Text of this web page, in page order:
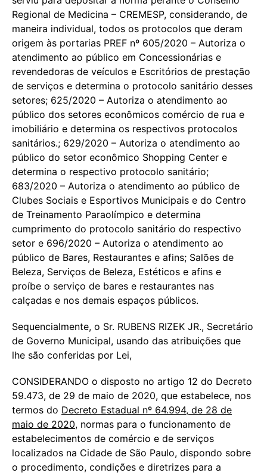
Regional de Medicina – CREMESP, considerando, de
maneira individual, todos os protocolos que deram
origem às portarias PREF nº 605/2020 – Autoriza o
atendimento ao público em Concessionárias e
revendedoras de veículos e Escritórios de prestação
de serviços e determina o protocolo sanitário desses
setores; 625/2020 – Autoriza o atendimento ao
público dos setores econômicos comércio de rua e
imobiliário e determina os respectivos protocolos
sanitários.; 629/2020 – Autoriza o atendimento ao
público do setor econômico Shopping Center e
determina o respectivo protocolo sanitário;
683/2020 – Autoriza o atendimento ao público de
Clubes Sociais e Esportivos Municipais e do Centro
de Treinamento Paraolímpico e determina
cumprimento do protocolo sanitário do respectivo
setor e 696/2020 – Autoriza o atendimento ao
público de Bares, Restaurantes e afins; Salões de
Beleza, Serviços de Beleza, Estéticos e afins e
proíbe o serviço de bares e restaurantes nas
calçadas e nos demais espaços públicos.
Sequencialmente, o Sr. RUBENS RIZEK JR., Secretário
de Governo Municipal, usando das atribuições que
lhe são conferidas por Lei,
CONSIDERANDO o disposto no artigo 12 do Decreto
59.473, de 29 de maio de 2020, que estabelece, nos
termos do Decreto Estadual nº 64.994, de 28 de
maio de 2020, normas para o funcionamento de
estabelecimentos de comércio e de serviços
localizados na Cidade de São Paulo, dispondo sobre
o procedimento, condições e diretrizes para a